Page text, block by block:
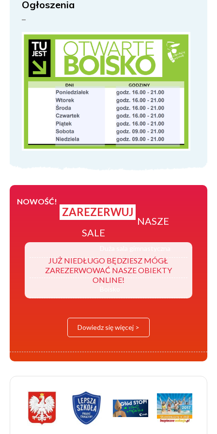
Ogłoszenia
NOWOŚĆ!
ZAREZERWUJ
NASZE
SALE
JUŻ NIEDŁUGO BĘDZIESZ MÓGŁ
ZAREZERWOWAĆ NASZE OBIEKTY
ONLINE!
Mała sala gimastyczna
Dowiedz się więcej >
Logotypy